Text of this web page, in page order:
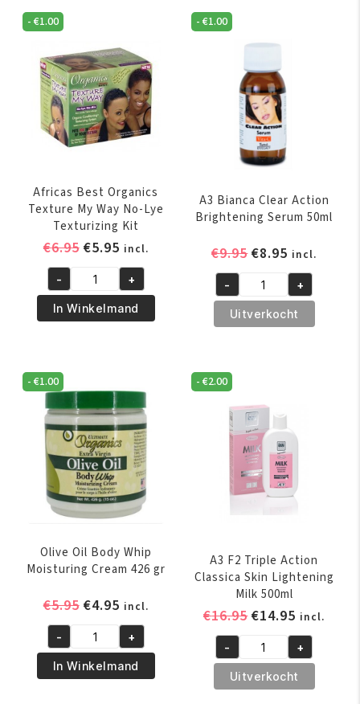
-€1.00
Africas Best Organics
Texture My Way No-Lye
Texturizing Kit
€6.95 Oorspronkelijke
was:
€6.95.
€5.95Huidige
prijs
is:
€5.95.
incl.
Africas
Best
Organics
Way
No-
Lye
Texturizing
Kit
aantal
- +
In Winkelmand
-€1.00
A3 Bianca Clear Action
Brightening Serum 50ml
€9.95
was:
€9.95.
€8.95 Huidige
prijs
is:
€8.95.
incl.
A3
Bianca
Clear
Brightening
Serum
50ml
aantal
- +
Uitverkocht
-€1.00
Olive Oil Body Whip
Moisturing Cream 426 gr
€5.95 Oorspronkelijke
was:
€5.95.
€4.95Huidige
prijs
is:
€4.95.
incl.
Olive
Oil
Body
- +
In Winkelmand
-€2.00
A3 F2 Triple Action
Classica Skin Lightening
Milk 500ml
€16.95
was:
€16.95.
€14.95 Huidige
prijs
is:
€14.95.
incl.
A3
Triple
- +
Uitverkocht